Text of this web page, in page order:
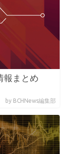
報まとめ
by BCHNews編集部